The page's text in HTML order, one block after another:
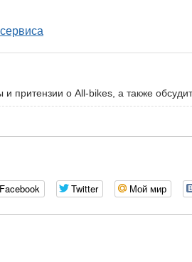
и притензии о All-bikes, а также
Facebook Twitter Мой мир